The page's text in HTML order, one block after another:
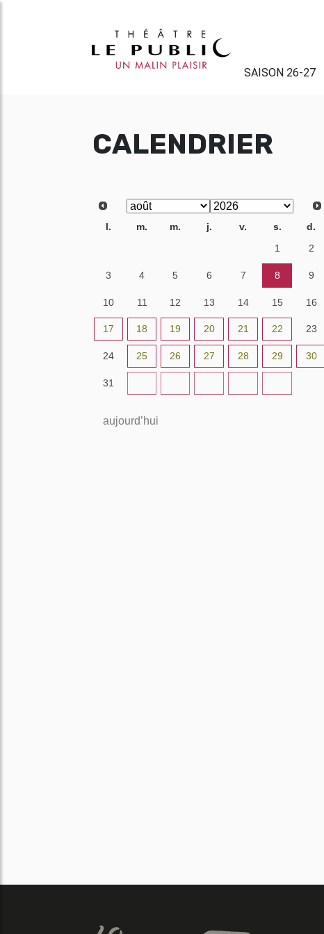
SAISON 26-27
CALENDRIER
l. m. m. j. v. s.
d.
1 2
3 4 5 6 7 8 9
10 11 12 13 14 15 16
17 18 19 20 21 22 23
24 25 26 27 28 29 30
31
aujourd’hui